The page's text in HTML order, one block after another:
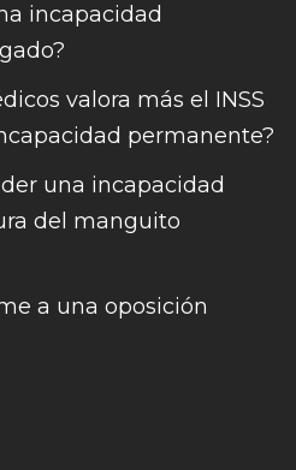
incapacidad
valora más el INSS
permanente?
una incapacidad
del manguito
a una oposición